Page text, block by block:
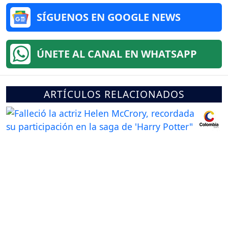
SÍGUENOS EN GOOGLE NEWS
ÚNETE AL CANAL EN WHATSAPP
ARTÍCULOS RELACIONADOS